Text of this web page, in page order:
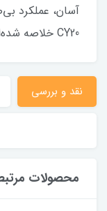
آسان، عملکرد
CY20 خلاصه شده‌اند. همین حالا خرید کنید و لذت ببرید!
نقد و بررسی
محصولات